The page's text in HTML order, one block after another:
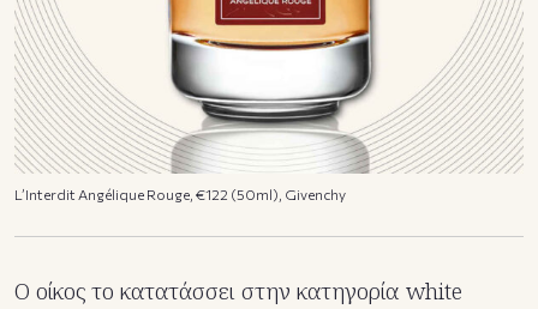
L’Interdit Angélique Rouge, €122 (50ml), Givenchy
Ο οίκος το κατατάσσει στην κατηγορία white